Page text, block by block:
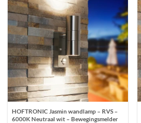
HOFTRONIC Jasmin wandlamp – RVS –
6000K Neutraal wit – Bewegingsmelder